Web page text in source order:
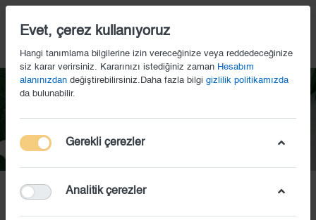
Gelin Buketi
Anasayfa
Evet, çerez kullanıyoruz
Hangi tanımlama bilgilerine izin vereceğinize veya reddedeceğinize
siz karar verirsiniz. Kararınızı istediğiniz zaman Hesabım
alanınızdan değiştirebilirsiniz.Daha fazla bilgi gizlilik politikamızda
da bulunabilir.
Gerekli çerezler
Analitik çerezler